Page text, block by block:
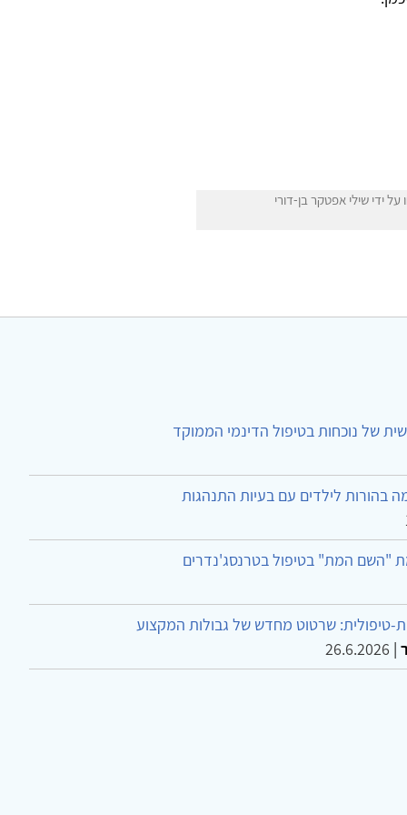
ידי שילי אפטקר בן-דורי
של נוכחות בטיפול הדינמי הממוקד
בהורות לילדים עם בעיות התנהגות
"השם המת" בטיפול בטרנסג'נדרים
טיפולית: שרטוט מחדש של גבולות המקצוע
|
26.6.2026